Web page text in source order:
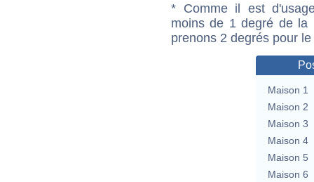
* Comme il est
moins de 1 degré de la
prenons 2 degrés pour
Maison 1
Maison 2
Maison 3
Maison 4
Maison 5
Maison 6